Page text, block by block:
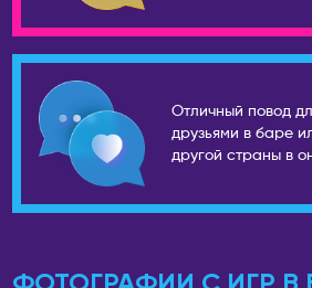
Саранск
Сарапул
Саратов
Севастополь
Северобайкальск
Серпухов
Рига
ОАЭ
Отличный повод
друзьями в баре
другой страны в